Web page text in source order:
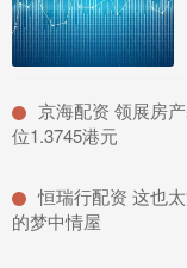
京海配资 领展房
位1.3745港元
恒瑞行配资 这也
的梦中情屋